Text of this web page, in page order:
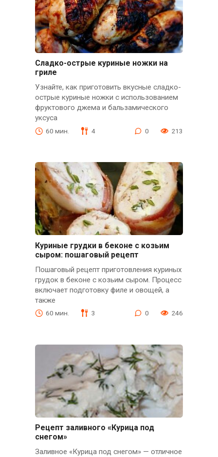
Сладко-острые куриные ножки на
гриле
Узнайте, как приготовить вкусные сладко-
острые куриные ножки с использованием
фруктового джема и бальзамического
уксуса
60 мин. 4 0 213
Куриные грудки в беконе с козьим
сыром: пошаговый рецепт
Пошаговый рецепт приготовления куриных
грудок в беконе с козьим сыром. Процесс
включает подготовку филе и овощей, а
также
60 мин. 3 0 246
Рецепт заливного «Курица под
снегом»
Заливное «Курица под снегом» — отличное